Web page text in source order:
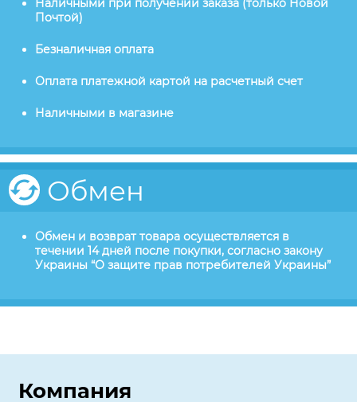
Наличными при получении заказа (только Новой
Почтой)
Безналичная оплата
Оплата платежной картой на расчетный счет
Наличными в магазине
Обмен
Обмен и возврат товара осуществляется в
течении 14 дней после покупки, согласно закону
Украины “О защите прав потребителей Украины”
Компания